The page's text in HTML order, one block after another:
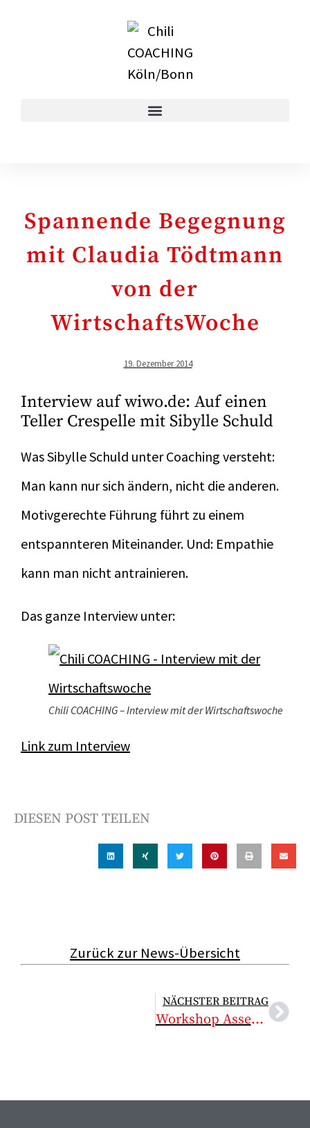
Spannende Begegnung
mit Claudia Tödtmann
von der
WirtschaftsWoche
19. Dezember 2014
Interview auf wiwo.de: Auf einen
Teller Crespelle mit Sibylle Schuld
Was Sibylle Schuld unter Coaching versteht:
Man kann nur sich ändern, nicht die anderen.
Motivgerechte Führung führt zu einem
entspannteren Miteinander. Und: Empathie
kann man nicht antrainieren.
Das ganze Interview unter:
Chili COACHING – Interview mit der Wirtschaftswoche
Link zum Interview
DIESEN POST TEILEN
Zurück zur News-Übersicht
NÄCHSTER BEITRAG
Workshop Assessment Center- und Interview Training für Studenten